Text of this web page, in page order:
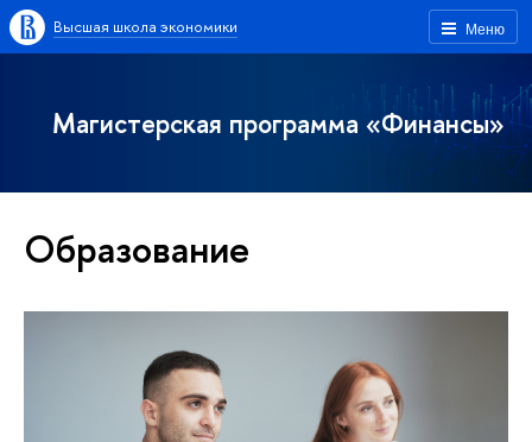
Меню
Высшая школа экономики
Магистерская программа «Финансы»
Образование